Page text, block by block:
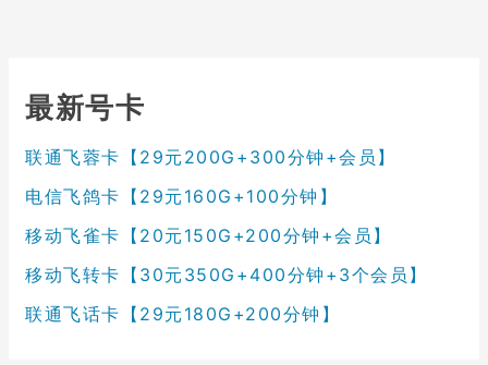
最新号卡
联通飞蓉卡【29元200G+300分钟+会员】
电信飞鸽卡【29元160G+100分钟】
移动飞雀卡【20元150G+200分钟+会员】
移动飞转卡【30元350G+400分钟+3个会员】
联通飞话卡【29元180G+200分钟】